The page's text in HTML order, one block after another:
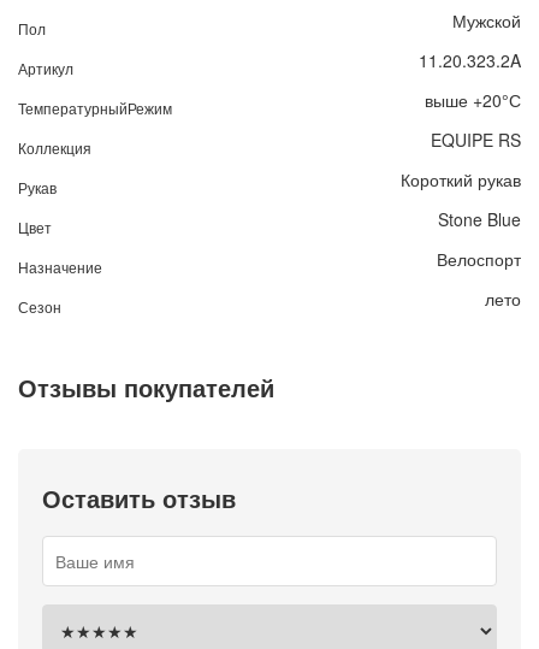
Пол Мужской
Артикул 11.20.323.2A
ТемпературныйРежим выше +20°С
Коллекция EQUIPE RS
Рукав Короткий рукав
Цвет Stone Blue
Назначение Велоспорт
Сезон лето
Отзывы покупателей
Оставить отзыв